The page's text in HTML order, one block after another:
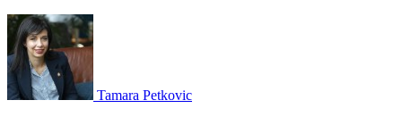
Tamara Petkovic